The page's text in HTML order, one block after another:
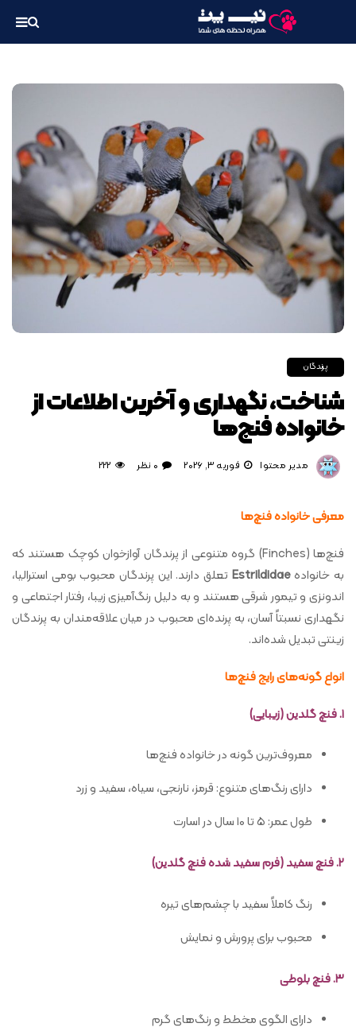
پرندگان
شناخت، نگهداری و آخرین اطلاعات از
خانواده فنچ‌ها
مدیر محتوا فوریه 3, 2026 0 نظر 222
معرفی خانواده فنچ‌ها
فنچ‌ها (Finches) گروه متنوعی از پرندگان آوازخوان کوچک هستند که
به خانوادهEstrildidae تعلق دارند. این پرندگان محبوب بومی استرالیا،
اندونزی و تیمور شرقی هستند و به دلیل رنگ‌آمیزی زیبا، رفتار اجتماعی و
نگهداری نسبتاً آسان، به پرنده‌ای محبوب در میان علاقه‌مندان به پرندگان
زینتی تبدیل شده‌اند.
انواع گونه‌های رایج فنچ‌ها
۱. فنچ گلدین (زیبایی)
معروف‌ترین گونه در خانواده فنچ‌ها
دارای رنگ‌های متنوع: قرمز، نارنجی، سیاه، سفید و زرد
طول عمر: ۵ تا ۱۰ سال در اسارت
۲. فنچ سفید (فرم سفید شده فنچ گلدین)
رنگ کاملاً سفید با چشم‌های تیره
محبوب برای پرورش و نمایش
۳. فنچ بلوطی
دارای الگوی مخطط و رنگ‌های گرم